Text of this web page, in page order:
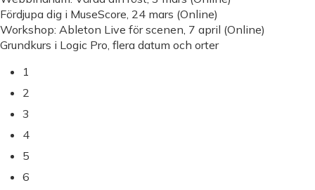
Fördjupa dig i MuseScore, 24 mars (Online)
Workshop: Ableton Live för scenen, 7 april (Online)
Grundkurs i Logic Pro, flera datum och orter
Paginering
Nuvarande
sida
1
Page
2
Page
3
Page
4
Page
5
Page
6